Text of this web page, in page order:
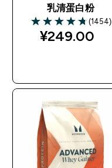
乳清蛋白粉
4.75 out of 5 stars
(1454)
¥249.00‎